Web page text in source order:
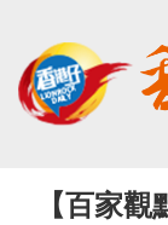
【百家